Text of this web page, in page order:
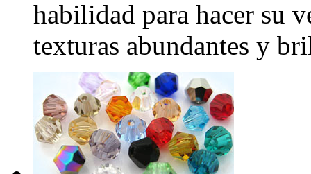
habilidad para hacer su
texturas abundantes y